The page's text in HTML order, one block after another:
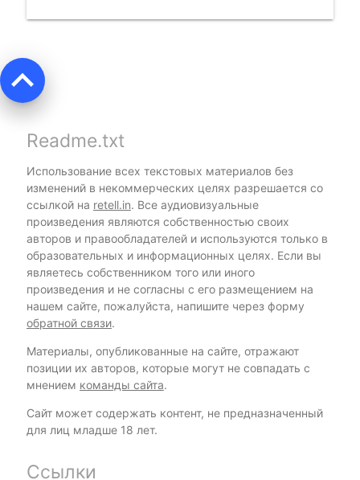
keyboard_arrow_up
Readme.txt
Использование всех текстовых материалов без
изменений в некоммерческих целях разрешается со
ссылкой на retell.in. Все аудиовизуальные
произведения являются собственностью своих
авторов и правообладателей и используются только в
образовательных и информационных целях. Если вы
являетесь собственником того или иного
произведения и не согласны с его размещением на
нашем сайте, пожалуйста, напишите через форму
обратной связи.
Материалы, опубликованные на сайте, отражают
позиции их авторов, которые могут не совпадать с
мнением команды сайта.
Сайт может содержать контент, не предназначенный
для лиц младше 18 лет.
Ссылки